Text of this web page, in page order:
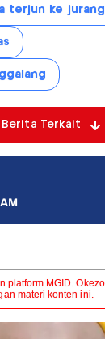
terjun ke jurang
Berita Terkait